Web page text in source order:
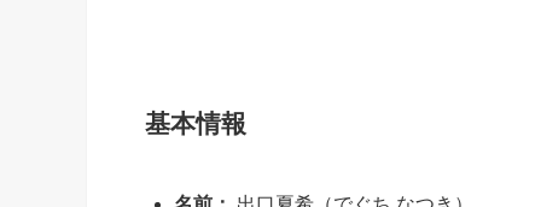
基本情報